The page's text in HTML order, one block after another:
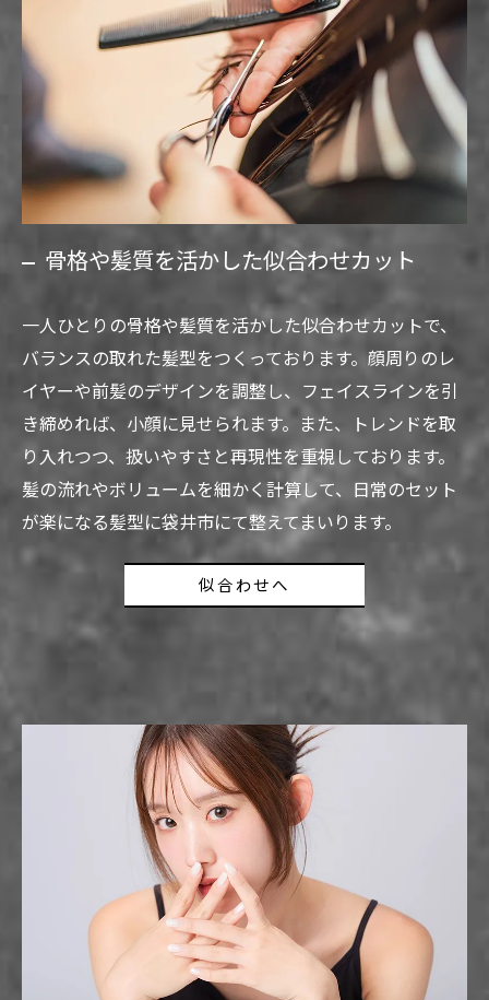
骨格や髪質を活かした似合わせカット
一人ひとりの骨格や髪質を活かした似合わせカットで、
バランスの取れた髪型をつくっております。顔周りのレ
イヤーや前髪のデザインを調整し、フェイスラインを引
き締めれば、小顔に見せられます。また、トレンドを取
り入れつつ、扱いやすさと再現性を重視しております。
髪の流れやボリュームを細かく計算して、日常のセット
が楽になる髪型に袋井市にて整えてまいります。
似合わせへ